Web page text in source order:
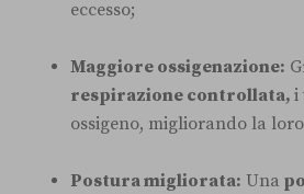
eccesso;
Maggiore ossigenazione:
respirazione controllata, i
ossigeno, migliorando la
Postura migliorata: Una